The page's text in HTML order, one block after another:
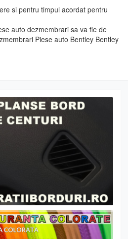
si pentru timpul acordat pentru
auto dezmembrari sa va fie de
Piese auto Bentley Bentley